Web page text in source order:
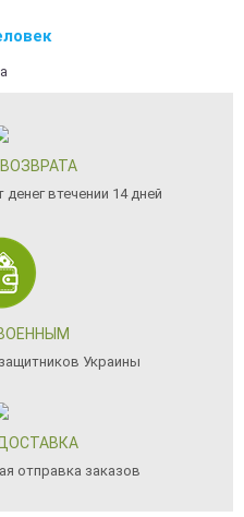
втечении 14 дней
Украины
отправка заказов